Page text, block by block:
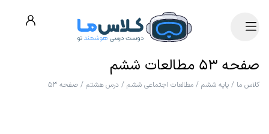
صفحه ۵۳ مطالعات ششم
کلاس ما / پایه ششم / مطالعات اجتماعی ششم / درس هشتم / صفحه ۵۳